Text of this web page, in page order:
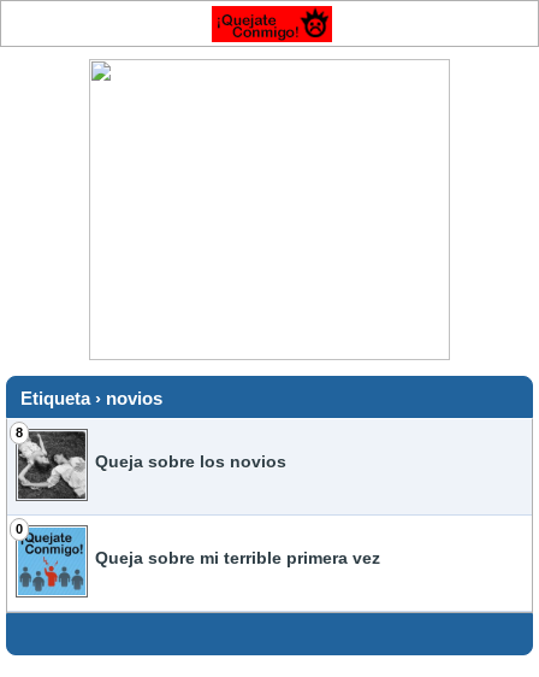
Etiqueta › novios
8
Queja sobre los novios
0
Queja sobre mi terrible primera vez